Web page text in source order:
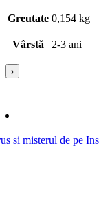
Greutate 0,154 kg
Vârstă 2-3 ani
›